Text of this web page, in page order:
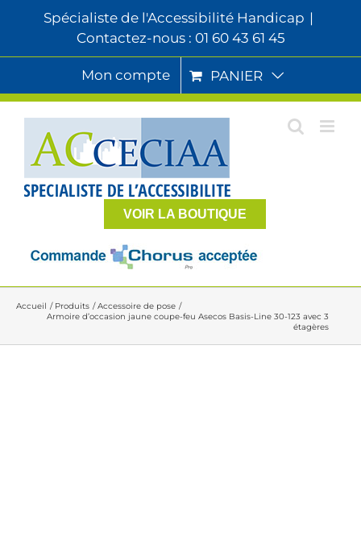
Spécialiste de l'Accessibilité Handicap |
Contactez-nous : 01 60 43 61 45
Mon compte PANIER
VOIR LA BOUTIQUE
Accueil Produits
Accessoire de pose
Armoire d’occasion jaune coupe-feu Asecos Basis-Line 30-123 avec 3
étagères